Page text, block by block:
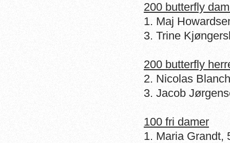
200 butterfly
1. Maj
3. Trine
200 butterfly
2. Nicolas
3. Jacob
100 fri damer
1. Maria Grandt,